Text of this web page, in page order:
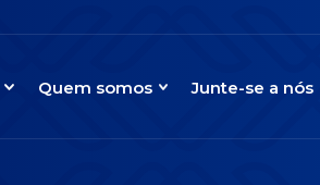
Quem somos Junte-se a nós